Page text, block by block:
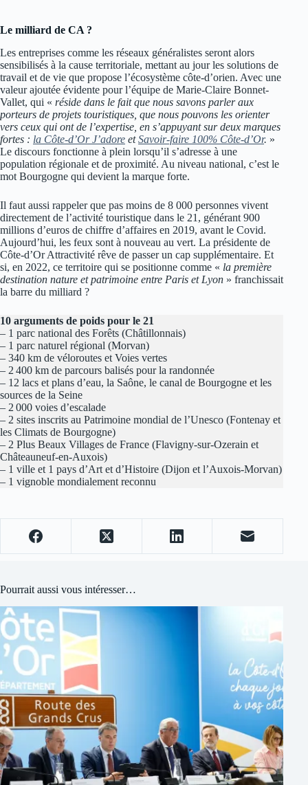
Le milliard de CA ?
Les entreprises comme les réseaux généralistes seront alors
sensibilisés à la cause territoriale, mettant au jour les solutions de
travail et de vie que propose l’écosystème côte-d’orien. Avec une
valeur ajoutée évidente pour l’équipe de Marie-Claire Bonnet-
Vallet, qui « réside dans le fait que nous savons parler aux
porteurs de projets touristiques, que nous pouvons les orienter
vers ceux qui ont de l’expertise, en s’appuyant sur deux marques
fortes : la Côte-d’Or J’adore etSavoir‑faire 100% Côte-d’Or. »
Le discours fonctionne à plein lorsqu’il s’adresse à une
population régionale et de proximité. Au niveau national, c’est le
mot Bourgogne qui devient la marque forte.
Il faut aussi rappeler que pas moins de 8 000 personnes vivent
directement de l’activité touristique dans le 21, générant 900
millions d’euros de chiffre d’affaires en 2019, avant le Covid.
Aujourd’hui, les feux sont à nouveau au vert. La présidente de
Côte-d’Or Attractivité rêve de passer un cap supplémentaire. Et
si, en 2022, ce territoire qui se positionne comme « la première
destination nature et patrimoine entre Paris et Lyon » franchissait
la barre du milliard ?
10 arguments de poids pour le 21
– 1 parc national des Forêts (Châtillonnais)
– 1 parc naturel régional (Morvan)
– 340 km de véloroutes et Voies vertes
– 2 400 km de parcours balisés pour la randonnée
– 12 lacs et plans d’eau, la Saône, le canal de Bourgogne et les
sources de la Seine
– 2 000 voies d’escalade
– 2 sites inscrits au Patrimoine mondial de l’Unesco (Fontenay et
les Climats de Bourgogne)
– 2 Plus Beaux Villages de France (Flavigny-sur-Ozerain et
Châteauneuf-en-Auxois)
– 1 ville et 1 pays d’Art et d’Histoire (Dijon et l’Auxois-Morvan)
– 1 vignoble mondialement reconnu
Pourrait aussi vous intéresser…